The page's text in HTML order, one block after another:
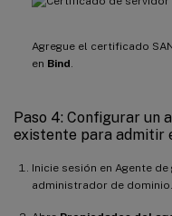
Agregue el certificado
en Bind
Paso 4: Configurar un
existente para admitir
Inicie sesión en Agente
administrador de dominio.